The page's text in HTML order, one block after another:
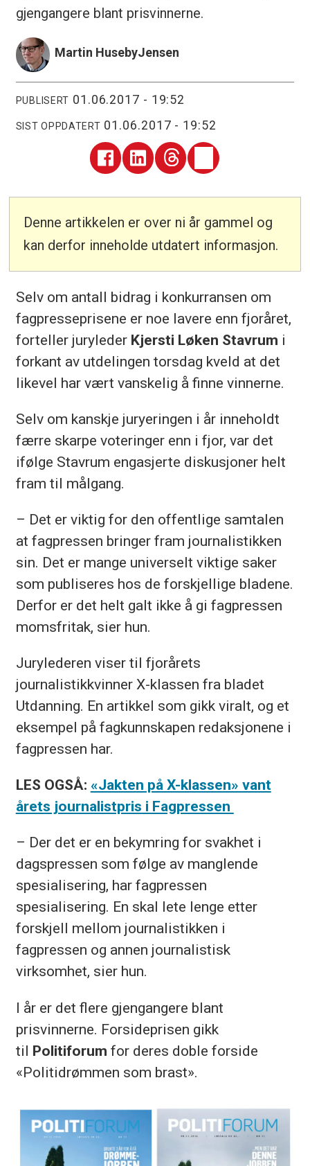
gjengangere blant prisvinnerne.
Martin HusebyJensen
PUBLISERT 01.06.2017 - 19:52
SIST OPPDATERT 01.06.2017 - 19:52
Denne artikkelen er over ni år gammel og
kan derfor inneholde utdatert informasjon.
Selv om antall bidrag i konkurransen om
fagpresseprisene er noe lavere enn fjoråret,
forteller juryleder Kjersti Løken Stavrum i
forkant av utdelingen torsdag kveld at det
likevel har vært vanskelig å finne vinnerne.
Selv om kanskje juryeringen i år inneholdt
færre skarpe voteringer enn i fjor, var det
ifølge Stavrum engasjerte diskusjoner helt
fram til målgang.
– Det er viktig for den offentlige samtalen
at fagpressen bringer fram journalistikken
sin. Det er mange universelt viktige saker
som publiseres hos de forskjellige bladene.
Derfor er det helt galt ikke å gi fagpressen
momsfritak, sier hun.
Jurylederen viser til fjorårets
journalistikkvinner X-klassen fra bladet
Utdanning. En artikkel som gikk viralt, og et
eksempel på fagkunnskapen redaksjonene i
fagpressen har.
LES OGSÅ: «Jakten på X-klassen» vant
årets journalistpris i Fagpressen
– Der det er en bekymring for svakhet i
dagspressen som følge av manglende
spesialisering, har fagpressen
spesialisering. En skal lete lenge etter
forskjell mellom journalistikken i
fagpressen og annen journalistisk
virksomhet, sier hun.
I år er det flere gjengangere blant
prisvinnerne. Forsideprisen gikk
til Politiforum for deres doble forside
«Politidrømmen som brast».